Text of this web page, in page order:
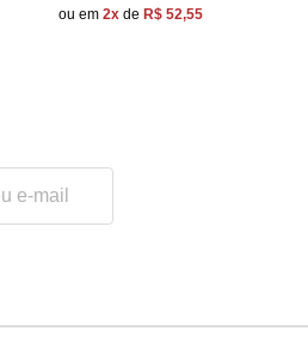
ou em 2x de R$ 52,55